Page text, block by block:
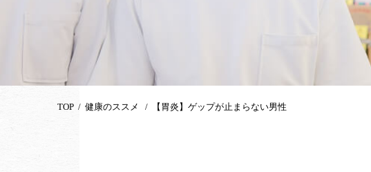
TOP 健康のススメ 【胃炎】ゲップが止まらない男性